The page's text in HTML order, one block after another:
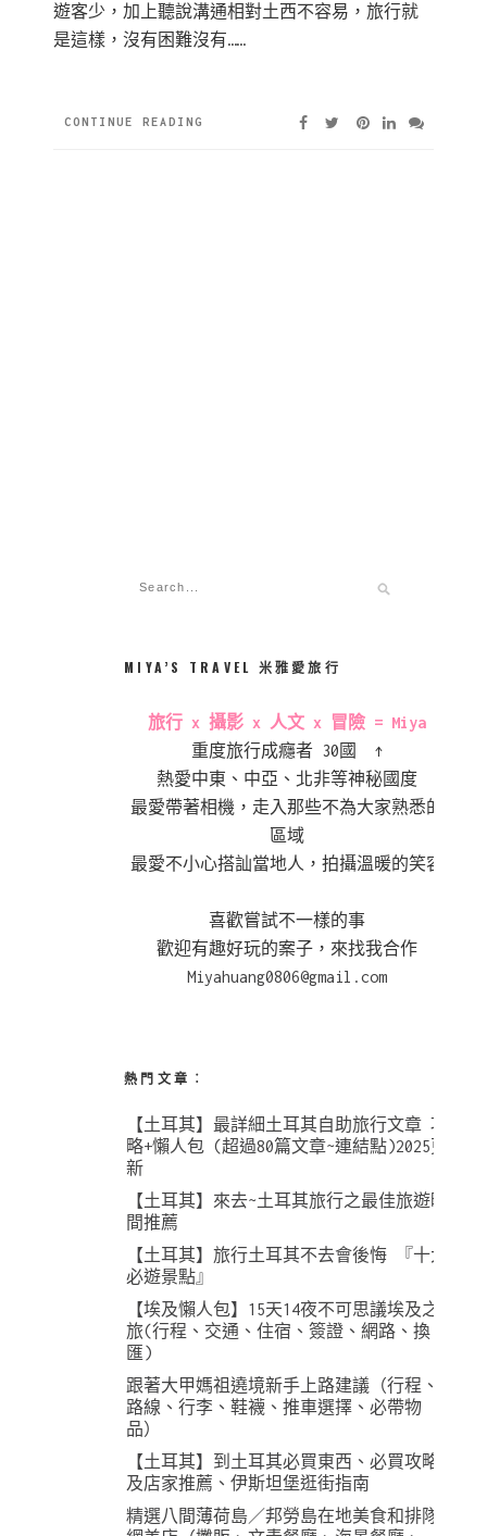
遊客少，加上聽說溝通相對土西不容易，旅行就
是這樣，沒有困難沒有……
CONTINUE READING
MIYA’S TRAVEL 米雅愛旅行
旅行 x 攝影 x 人文 x 冒險 = Miya
重度旅行成癮者 30國 ↑
熱愛中東、中亞、北非等神秘國度
最愛帶著相機，走入那些不為大家熟悉的
區域
最愛不小心搭訕當地人，拍攝溫暖的笑容
喜歡嘗試不一樣的事
歡迎有趣好玩的案子，來找我合作
Miyahuang0806@gmail.com
熱門文章︰
【土耳其】最詳細土耳其自助旅行文章 攻
略+懶人包 (超過80篇文章~連結點)2025更
新
【土耳其】來去~土耳其旅行之最佳旅遊時
間推薦
【土耳其】旅行土耳其不去會後悔 『十大
必遊景點』
【埃及懶人包】15天14夜不可思議埃及之
旅(行程、交通、住宿、簽證、網路、換
匯)
跟著大甲媽祖遶境新手上路建議（行程、
路線、行李、鞋襪、推車選擇、必帶物
品）
【土耳其】到土耳其必買東西、必買攻略
及店家推薦、伊斯坦堡逛街指南
精選八間薄荷島／邦勞島在地美食和排隊